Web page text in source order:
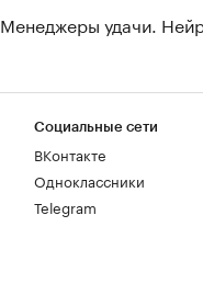
Менеджеры удачи.
Социальные сети
ВКонтакте
Одноклассники
Telegram